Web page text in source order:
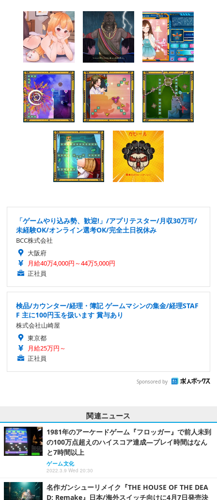
「ゲームやり込み勢、歓迎!」/アプリテスター/月収30万可/
未経験OK/オンライン選考OK/完全土日祝休み
BCC株式会社
大阪府
月給40万4,000円～44万5,000円
正社員
検品/カウンター/経理・簿記 ゲームマシンの集金/経理STAF
F 主に100円玉を扱います 賞与あり
株式会社山崎屋
東京都
月給25万円～
正社員
Sponsored by
関連ニュース
1981年のアーケードゲーム『フロッガー』で前人未到
の100万点超えのハイスコア達成―プレイ時間はなん
と7時間以上
ゲーム文化
2022.3.9 Wed 20:30
名作ガンシューリメイク『THE HOUSE OF THE DEA
D: Remake』日本/海外スイッチ向けに4月7日発売決